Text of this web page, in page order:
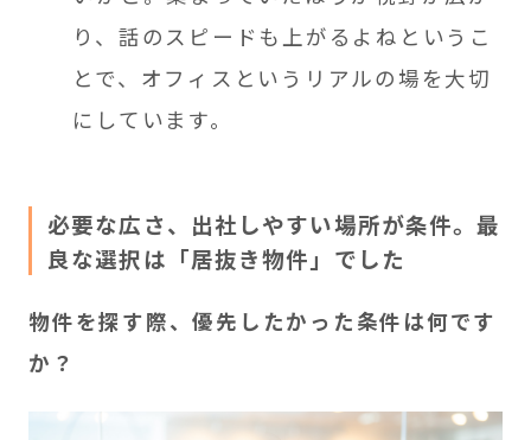
り、話のスピードも上がるよねというこ
とで、オフィスというリアルの場を大切
にしています。
必要な広さ、出社しやすい場所が条件。最
良な選択は「居抜き物件」でした
物件を探す際、優先したかった条件は何です
か？